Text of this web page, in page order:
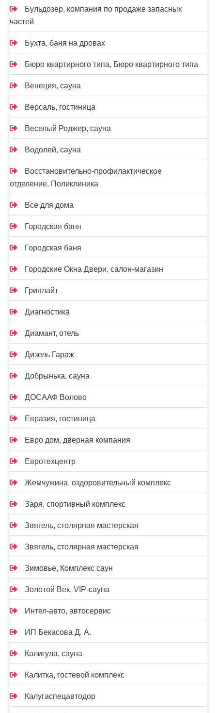
Бульдозер, компания по продаже запасных
частей
Бухта, баня на дровах
Бюро квартирного типа, Бюро квартирного типа
Венеция, сауна
Версаль, гостиница
Веселый Роджер, сауна
Водолей, сауна
Восстановительно-профилактическое
отделение, Поликлиника
Все для дома
Городская баня
Городская баня
Городские Окна Двери, салон-магазин
Гринлайт
Диагностика
Диамант, отель
Дизель Гараж
Добрынька, сауна
ДОСААФ Волово
Евразия, гостиница
Евро дом, дверная компания
Евротехцентр
Жемчужина, оздоровительный комплекс
Заря, спортивный комплекс
Звягель, столярная мастерская
Звягель, столярная мастерская
Зимовье, Комплекс саун
Золотой Век, VIP-сауна
Интел-авто, автосервис
ИП Бекасова Д. А.
Калигула, сауна
Калитка, гостевой комплекс
Калугаспецавтодор